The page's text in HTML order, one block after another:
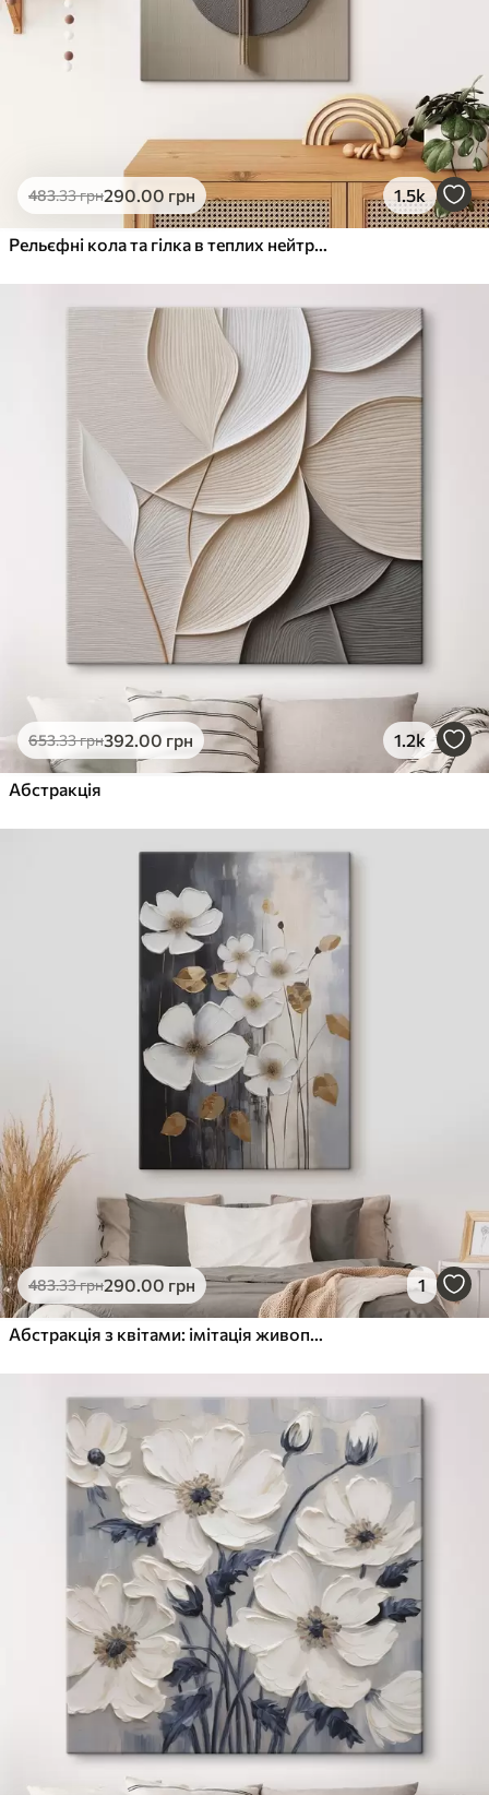
483.33грн290.00 грн 1.5k
Рельєфні кола та гілка в теплих нейтральних тонах
653.33грн392.00 грн 1.2k
Абстракція
483.33грн290.00 грн 1
Абстракція з квітами: імітація живопису